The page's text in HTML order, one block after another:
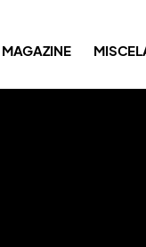
MAGAZINE